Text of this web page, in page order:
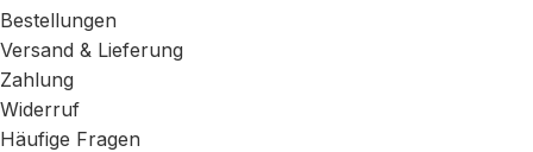
Bestellungen
Versand & Lieferung
Zahlung
Widerruf
Häufige Fragen